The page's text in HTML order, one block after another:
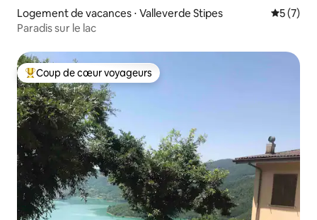
Logement de vacances ⋅ Valleverde Stipes
5 (7)
Paradis sur le lac
Coups de cœur voyageurs les plus appréciés
Coup de cœur voyageurs